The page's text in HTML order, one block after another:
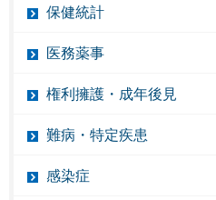
保健統計
医務薬事
権利擁護・成年後見
難病・特定疾患
感染症